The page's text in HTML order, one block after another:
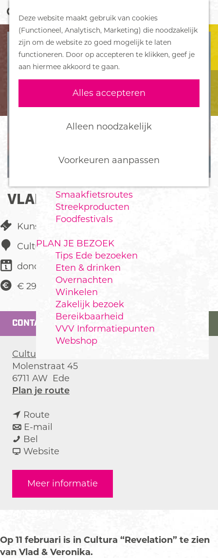
Deze website maakt gebruik van cookies
(Functioneel, Analytisch, Marketing) die noodzakelijk
zijn om de website zo goed mogelijk te laten
functioneren. Door op accepteren te klikken, geef je
aan hiermee akkoord te gaan.
Alles accepteren
Alleen noodzakelijk
Voorkeuren aanpassen
G
a
g
e
o
e
k
e
n
M
e
n
u
DORPEN
Bennekom
De Klomp
Deelen
Ederveen
Harskamp
Hoenderloo
Wekerom
Smaakfietsroutes
Streekproducten
Foodfestivals
PLAN JE BEZOEK
Tips Ede bezoeken
Eten & drinken
Overnachten
Winkelen
Zakelijk bezoek
Bereikbaarheid
VVV Informatiepunten
Webshop
VLAD & VERONIKA
Kunst & Cultuur
Cultura
donderdag 11 februari 2027
€ 29,50
CONTACT
Cultura
Molenstraat 45
6711 AW Ede
Plan je routen
&
V
o
n
Route
a
r
a
d
e
r
E-mail
a
l
a
V
e
Bel
l
&
V
o
n
Website
V
l
&
V
Meer informatie
Op 11 februari is in Cultura “Revelation” te zien
van Vlad & Veronika.